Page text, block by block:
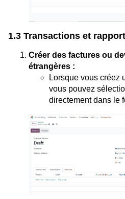
1.3 Transactions et
Créer des factures ou
étrangères :
Lorsque vous créez
vous pouvez
directement dans le